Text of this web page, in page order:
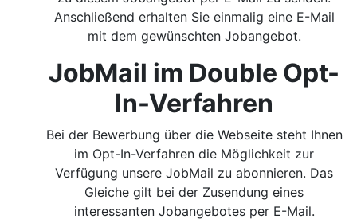
Anschließend erhalten Sie einmalig eine E-Mail
mit dem gewünschten Jobangebot.
JobMail im Double Opt-
In-Verfahren
Bei der Bewerbung über die Webseite steht Ihnen
im Opt-In-Verfahren die Möglichkeit zur
Verfügung unsere JobMail zu abonnieren. Das
Gleiche gilt bei der Zusendung eines
interessanten Jobangebotes per E-Mail.